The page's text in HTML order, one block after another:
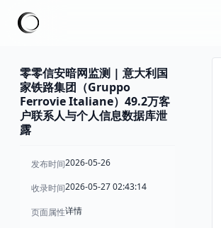
零零信安暗网监测 | 意大利国
家铁路集团（Gruppo
Ferrovie Italiane）49.2万客
户联系人与个人信息数据库泄
露
发布时间2026-05-26
收录时间2026-05-27 02:43:14
页面属性详情